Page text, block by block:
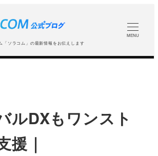
「ソラコム」の最新情報をお伝えします
MENU
ルDXもワンスト
援｜